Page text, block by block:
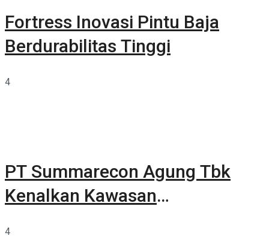
Fortress Inovasi Pintu Baja
Berdurabilitas Tinggi
4
PT Summarecon Agung Tbk
Kenalkan Kawasan
4